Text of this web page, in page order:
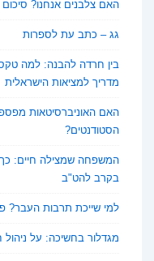
האם צלבנים אנחנו?
גג – כתב עת לספרות
בין חרדה להבנה: למה
מדריך למציאות הישראלית
האם האוניברסיטאות
הסטודנטים?
המשפחה שמצילה חיים:
בקרב להט"ב
למי שייכת תרבות העבר?
מגדלור בחשיכה: על ניהול